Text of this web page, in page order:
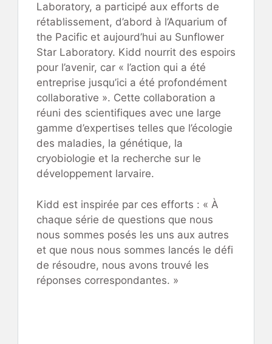
Laboratory, a participé aux efforts de
rétablissement, d’abord à l’Aquarium of
the Pacific et aujourd’hui au Sunflower
Star Laboratory. Kidd nourrit des espoirs
pour l’avenir, car « l’action qui a été
entreprise jusqu’ici a été profondément
collaborative ». Cette collaboration a
réuni des scientifiques avec une large
gamme d’expertises telles que l’écologie
des maladies, la génétique, la
cryobiologie et la recherche sur le
développement larvaire.
Kidd est inspirée par ces efforts : « À
chaque série de questions que nous
nous sommes posés les uns aux autres
et que nous nous sommes lancés le défi
de résoudre, nous avons trouvé les
réponses correspondantes. »